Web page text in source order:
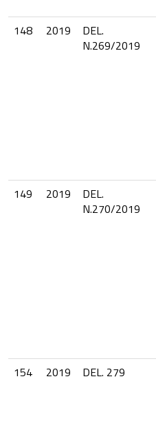
148
2019
DEL.
N.269/2019
149
2019
DEL.
N.270/2019
154
2019 DEL. 279